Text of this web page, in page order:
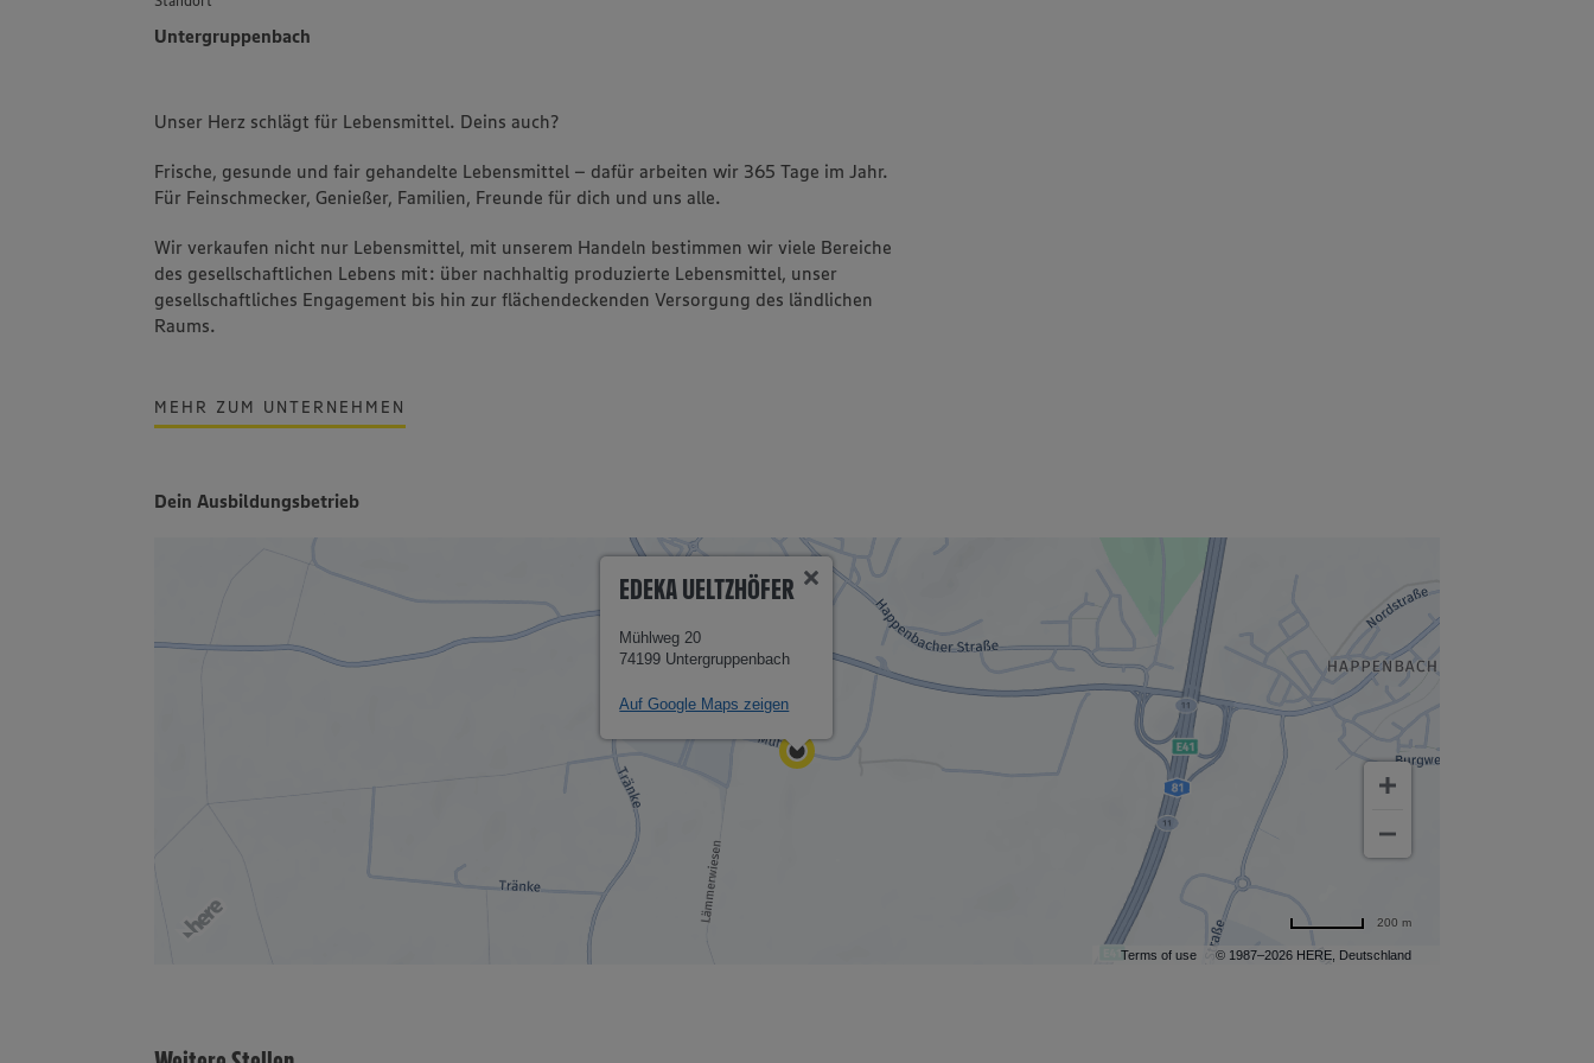
Untergruppenbach
Unser Herz schlägt für Lebensmittel. Deins auch?
Frische, gesunde und fair gehandelte Lebensmittel – dafür arbeiten wir 365 Tage im Jahr.
Für Feinschmecker, Genießer, Familien, Freunde für dich und uns alle.
Wir verkaufen nicht nur Lebensmittel, mit unserem Handeln bestimmen wir viele Bereiche
des gesellschaftlichen Lebens mit: über nachhaltig produzierte Lebensmittel, unser
gesellschaftliches Engagement bis hin zur flächendeckenden Versorgung des ländlichen
Raums.
MEHR ZUM UNTERNEHMEN
Dein Ausbildungsbetrieb
Terms of use © 1987–2026 HERE, Deutschland
EDEKA UELTZHÖFER
Mühlweg 20
74199 Untergruppenbach
Auf Google Maps zeigen
200 m